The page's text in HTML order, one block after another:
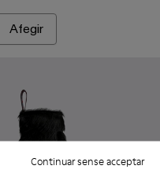
Continuar sense acceptar
Afegir